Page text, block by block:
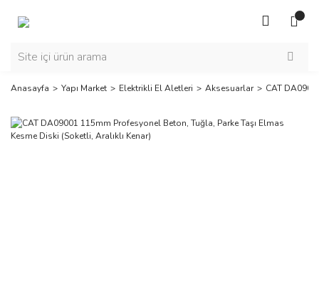
Anasayfa Yapı Market Elektrikli El Aletleri Aksesuarlar CAT